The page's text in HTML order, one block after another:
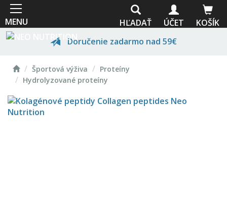
Skočiť
na
hlavný
obsah
MENU KOŠÍK
ÚČET
HĽADAŤ
Doručenie zadarmo nad 59€
Prvotriedna kvalita
Odborné poradenstvo
DomovŠportová výživa
Proteíny
Hydrolyzované proteíny